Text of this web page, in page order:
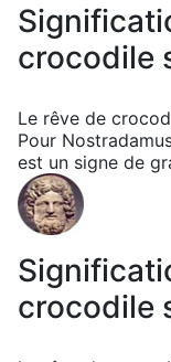
crocodile
Le rêve de
Pour
est un signe de
crocodile